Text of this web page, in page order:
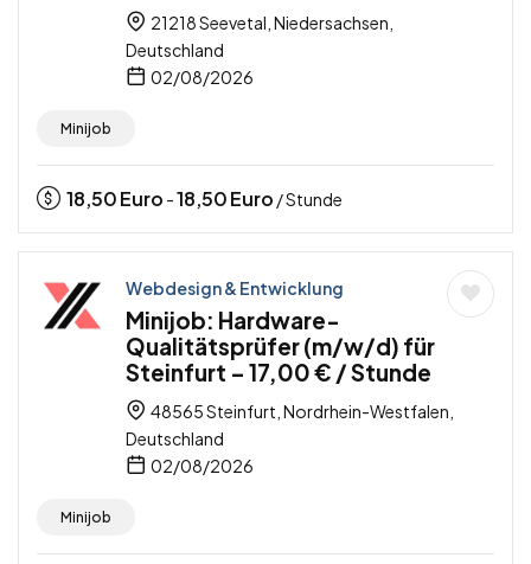
21218 Seevetal, Niedersachsen,
Deutschland
02/08/2026
Minijob
18,50Euro -18,50Euro / Stunde
Webdesign & Entwicklung
Minijob: Hardware-
Qualitätsprüfer (m/w/d) für
Steinfurt – 17,00 € / Stunde
48565 Steinfurt, Nordrhein-Westfalen,
Deutschland
02/08/2026
Minijob